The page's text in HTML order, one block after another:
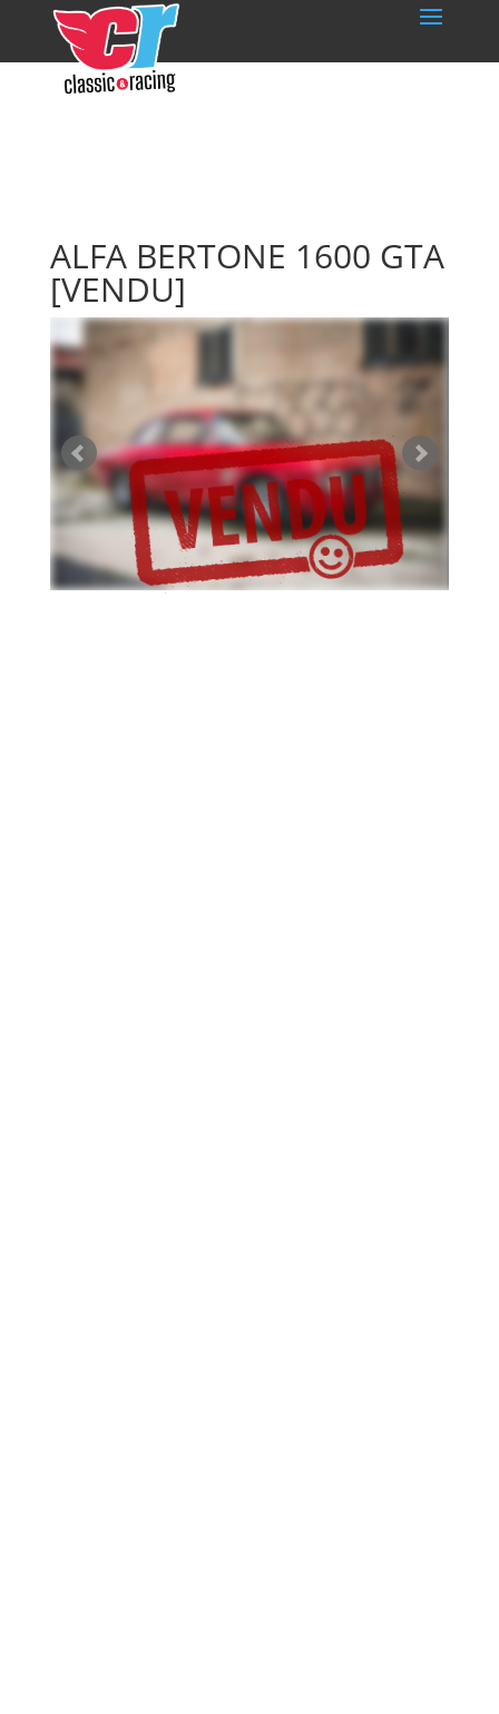
ALFA BERTONE 1600 GTA
[VENDU]